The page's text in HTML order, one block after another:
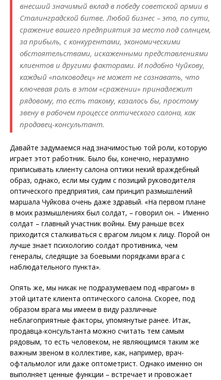
внесший значимый вклад в победу советской армии в
Сталинградской битве. Любой бизнес – это, по сути,
сражение вашего предприятия за место под солнцем,
за прибыль, с конкурентами, экономическими
обстоятельствами, искаженными представлениями
клиентов и другими факторами. И подобно Чуйкову,
каждый «полководец» не может не сознавать, что
ключевая роль в этом «сражении» принадлежит
рядовому, то есть такому, казалось бы, простому
звену в рабочем процессе оптического салона, как
продавец-консультант.
Давайте задумаемся над значимостью той роли, которую
играет этот работник. Было бы, конечно, неразумно
приписывать клиенту салона оптики некий враждебный
образ, однако, если мы судим с позиций руководителя
оптического предприятия, сам принцип размышлений
маршала Чуйкова очень даже здравый. «На первом плане
в моих размышлениях был солдат, – говорил он. – Именно
солдат – главный участник войны. Ему раньше всех
приходится сталкиваться с врагом лицом к лицу. Порой он
лучше знает психологию солдат противника, чем
генералы, следящие за боевыми порядками врага с
наблюдательного пункта».
Опять же, мы никак не подразумеваем под «врагом» в
этой цитате клиента оптического салона. Скорее, под
образом врага мы имеем в виду различные
неблагоприятные факторы, упомянутые ранее. Итак,
продавца-консультанта можно считать тем самым
рядовым, то есть человеком, не являющимся таким же
важным звеном в коллективе, как, например, врач-
офтальмолог или даже оптометрист. Однако именно он
выполняет ценные функции – встречает и провожает